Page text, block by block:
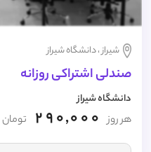
شیراز ، دانشگاه شیراز
صندلی اشتراکی روزانه
دانشگاه شیراز
هر روز 290,000 تومان